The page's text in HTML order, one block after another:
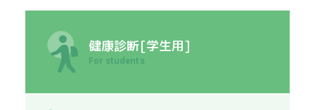
健康診断[学生用]
For students